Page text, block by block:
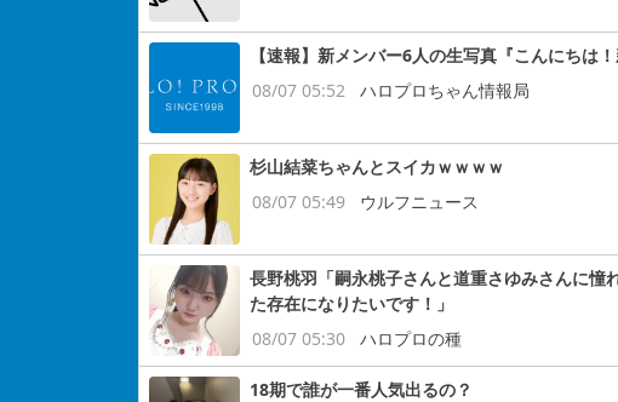
【速報】新メンバー6人の生写真『こんにちは
08/07 05:52
ハロプロちゃん情報局
杉山結菜ちゃんとスイカｗｗｗｗ
08/07 05:49
ウルフニュース
長野桃羽「嗣永桃子さんと道重さゆみさんに
た存在になりたいです！」
08/07 05:30
ハロプロの種
18期で誰が一番人気出るの？